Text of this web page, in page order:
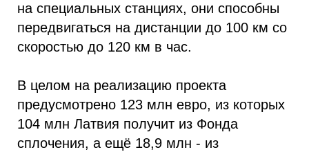
на специальных станциях, они способны
передвигаться на дистанции до 100 км со
скоростью до 120 км в час.
В целом на реализацию проекта
предусмотрено 123 млн евро, из которых
104 млн Латвия получит из Фонда
сплочения, а ещё 18,9 млн - из